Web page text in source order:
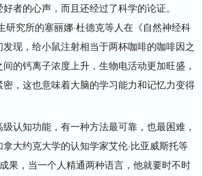
者的心声，而且还经过了科学的论证。
研究所的塞丽娜·杜德克等人在《自然神经科
现，给小鼠注射相当于两杯咖啡的咖啡因之
的钙离子浓度上升，生物电活动更加旺盛，
，这也意味着大脑的学习能力和记忆力变得
知功能，有一种方法最可靠，也最困难，
大约克大学的认知学家艾伦·比亚威斯托等
果，当一个人精通两种语言，他就要时不时